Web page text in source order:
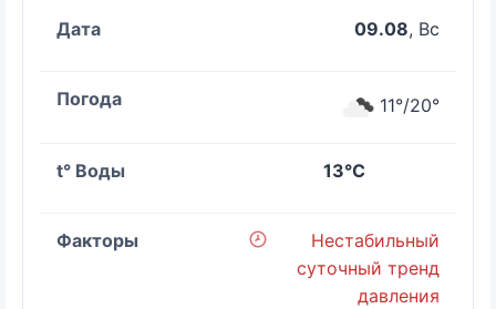
09.08, Вс
11°/20°
13°C
Нестабильный
суточный тренд
давления